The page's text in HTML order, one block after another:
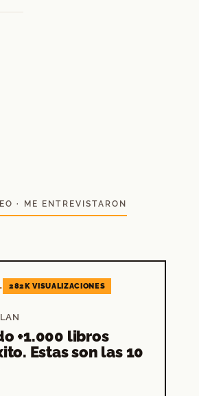
· ME ENTREVISTARON
282K VISUALIZACIONES
+1.000 libros
Estas son las 10